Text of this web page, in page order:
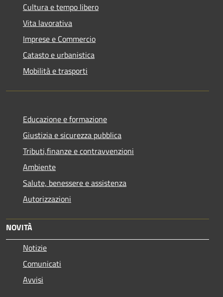
Cultura e tempo libero
Vita lavorativa
Imprese e Commercio
Catasto e urbanistica
Mobilità e trasporti
Educazione e formazione
Giustizia e sicurezza pubblica
Tributi,finanze e contravvenzioni
Ambiente
Salute, benessere e assistenza
Autorizzazioni
NOVITÀ
Notizie
Comunicati
Avvisi